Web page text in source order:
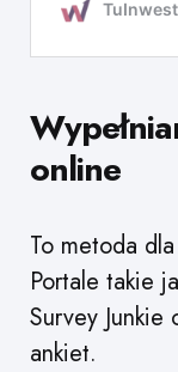
online
To metoda
Portale takie
Survey
ankiet.